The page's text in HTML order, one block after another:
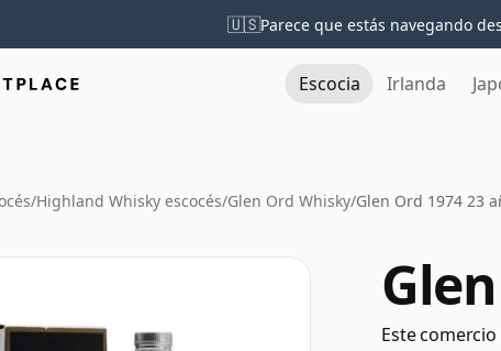
🇺🇸Parece que estás navegando
Escocia Irlanda
/Highland Whisky escocés/Glen Ord Whisky/Glen Ord 1974 23
Este